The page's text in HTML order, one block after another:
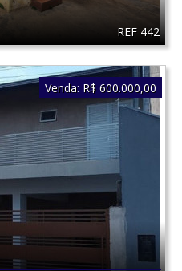
REF 442
Venda: R$ 600.000,00